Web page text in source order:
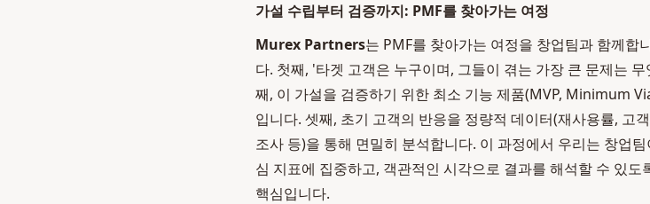
가설 수립부터 검증까지: PMF를 찾아가는 여정
Murex Partners는 PMF를 찾아가는 여정을 창업팀과 함께합
다. 첫째, '타겟 고객은 누구이며, 그들이 겪는 가장 큰 문제는
째, 이 가설을 검증하기 위한 최소 기능 제품(MVP, Minimum
입니다. 셋째, 초기 고객의 반응을 정량적 데이터(재사용률, 고
조사 등)을 통해 면밀히 분석합니다. 이 과정에서 우리는 창업
심 지표에 집중하고, 객관적인 시각으로 결과를 해석할 수 있도
핵심입니다.